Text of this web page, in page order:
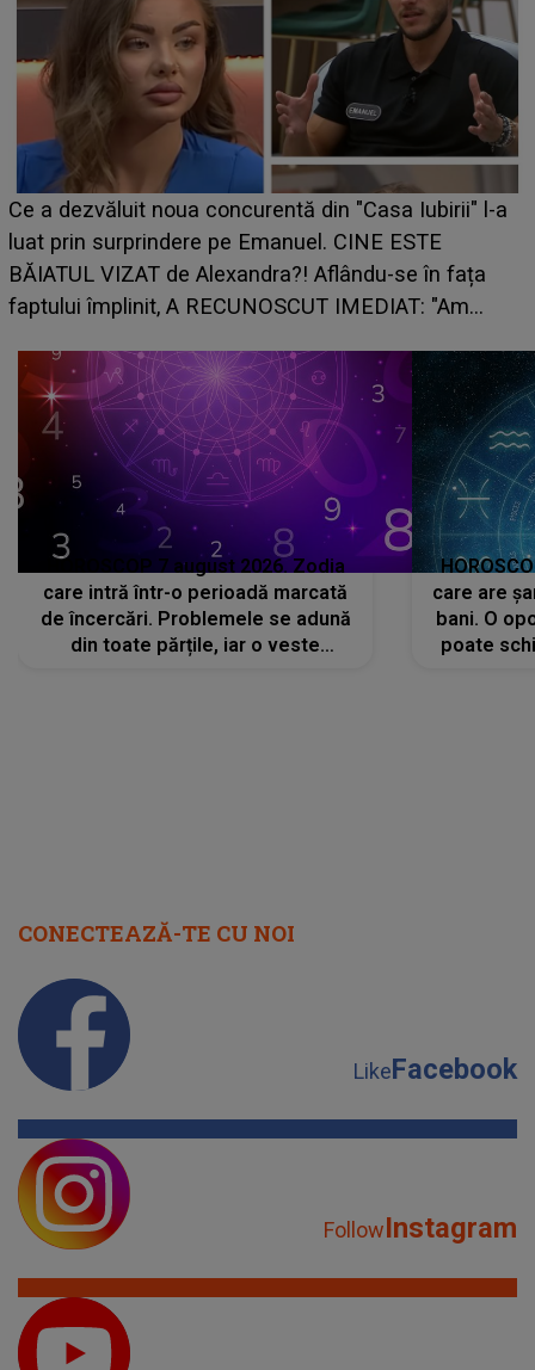
Ce a dezvăluit noua concurentă din "Casa Iubirii" l-a
luat prin surprindere pe Emanuel. CINE ESTE
BĂIATUL VIZAT de Alexandra?! Aflându-se în fața
faptului împlinit, A RECUNOSCUT IMEDIAT: "Am
HOROSCOP 7 august 2026. Zodia
care intră într-o perioadă marcată
de încercări. Problemele se adună
din toate părțile, iar o veste
care are
bani. O
poate
CONECTEAZĂ-TE CU NOI
LikeFacebook
FollowInstagram